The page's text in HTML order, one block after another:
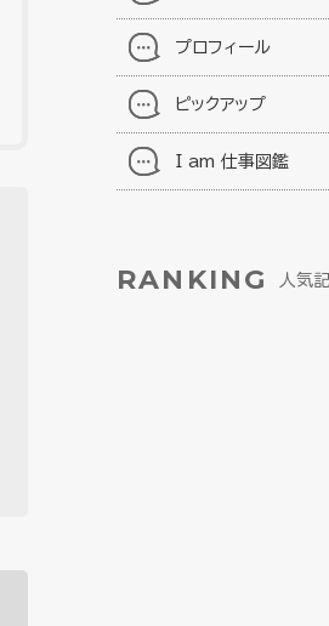
プロフィール
ピックアップ
I am 仕事図鑑
RANKING 人気